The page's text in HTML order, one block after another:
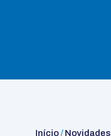
Início/Novidades